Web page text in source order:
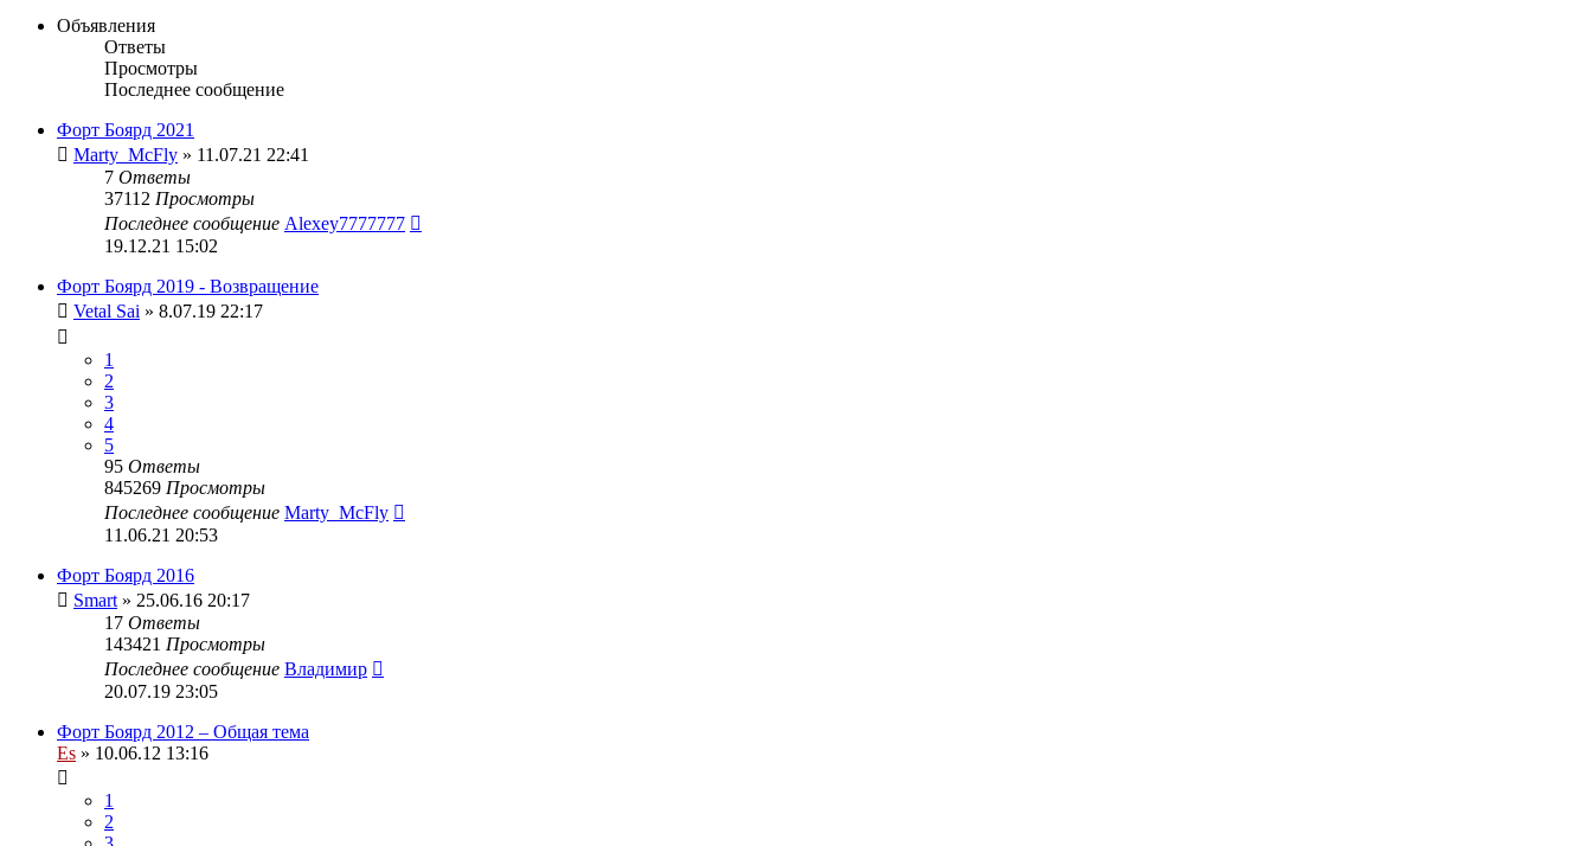
Объявления
Ответы
Просмотры
Последнее сообщение
Форт Боярд 2021
Marty_McFly » 11.07.21 22:41
7 Ответы
37112 Просмотры
Последнее сообщение Alexey7777777
19.12.21 15:02
Форт Боярд 2019 - Возвращение
Vetal Sai » 8.07.19 22:17
1
2
3
4
5
95 Ответы
845269 Просмотры
Последнее сообщение Marty_McFly
11.06.21 20:53
Форт Боярд 2016
Smart » 25.06.16 20:17
17 Ответы
143421 Просмотры
Последнее сообщение Владимир
20.07.19 23:05
Форт Боярд 2012 – Общая тема
Es » 10.06.12 13:16
1
2